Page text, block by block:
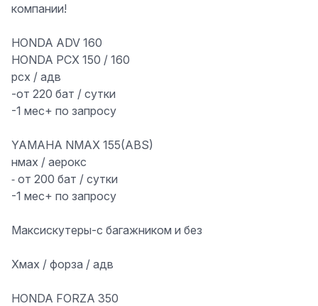
компании!
HONDA ADV 160
HONDA PCX 150 / 160
рсх / адв
-от 220 бат / сутки
-1 мес+ по запросу
YAMAHA NMAX 155(ABS)
нмах / аерокс
⁃ от 200 бат / сутки
-1 мес+ по запросу
Максискутеры-с багажником и без
Хмах / форза / адв
HONDA FORZA 350